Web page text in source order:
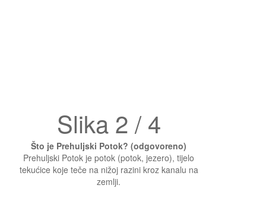
Slika 2 / 4
Što je Prehuljski Potok? (odgovoreno)
Prehuljski Potok je potok (potok, jezero), tijelo
tekućice koje teče na nižoj razini kroz kanalu na
zemlji.